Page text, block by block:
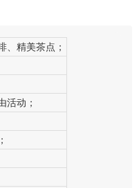
、精美茶点；
活动；